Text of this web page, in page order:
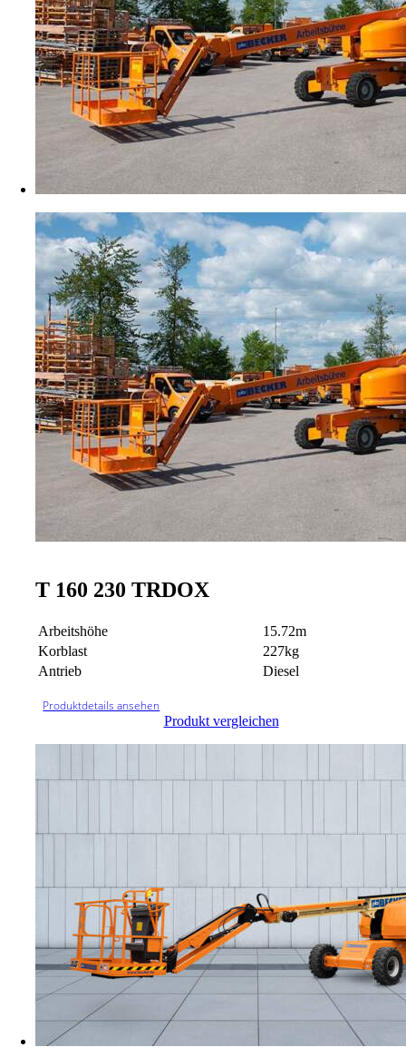
T 160 230 TRDOX
Arbeitshöhe
15.72m
Korblast
227kg
Antrieb
Diesel
Produktdetails ansehen
Produkt vergleichen